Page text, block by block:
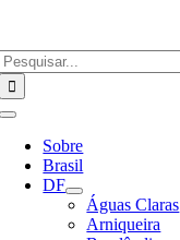
o
conteúdo
Alternar
Navegação
Sobre
Brasil
DF
Águas Claras
Arniqueira